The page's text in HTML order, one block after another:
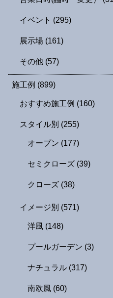
イベント (295)
展示場 (161)
その他 (57)
施工例 (899)
おすすめ施工例 (160)
スタイル別 (255)
オープン (177)
セミクローズ (39)
クローズ (38)
イメージ別 (571)
洋風 (148)
プールガーデン (3)
ナチュラル (317)
南欧風 (60)